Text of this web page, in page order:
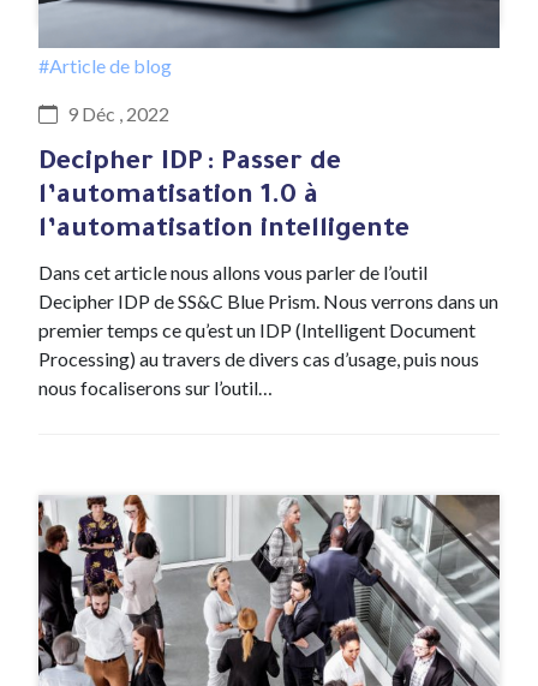
#Article de blog
9 Déc , 2022
Decipher IDP : Passer de
l’automatisation 1.0 à
l’automatisation intelligente
Dans cet article nous allons vous parler de l’outil
Decipher IDP de SS&C Blue Prism. Nous verrons dans un
premier temps ce qu’est un IDP (Intelligent Document
Processing) au travers de divers cas d’usage, puis nous
nous focaliserons sur l’outil…